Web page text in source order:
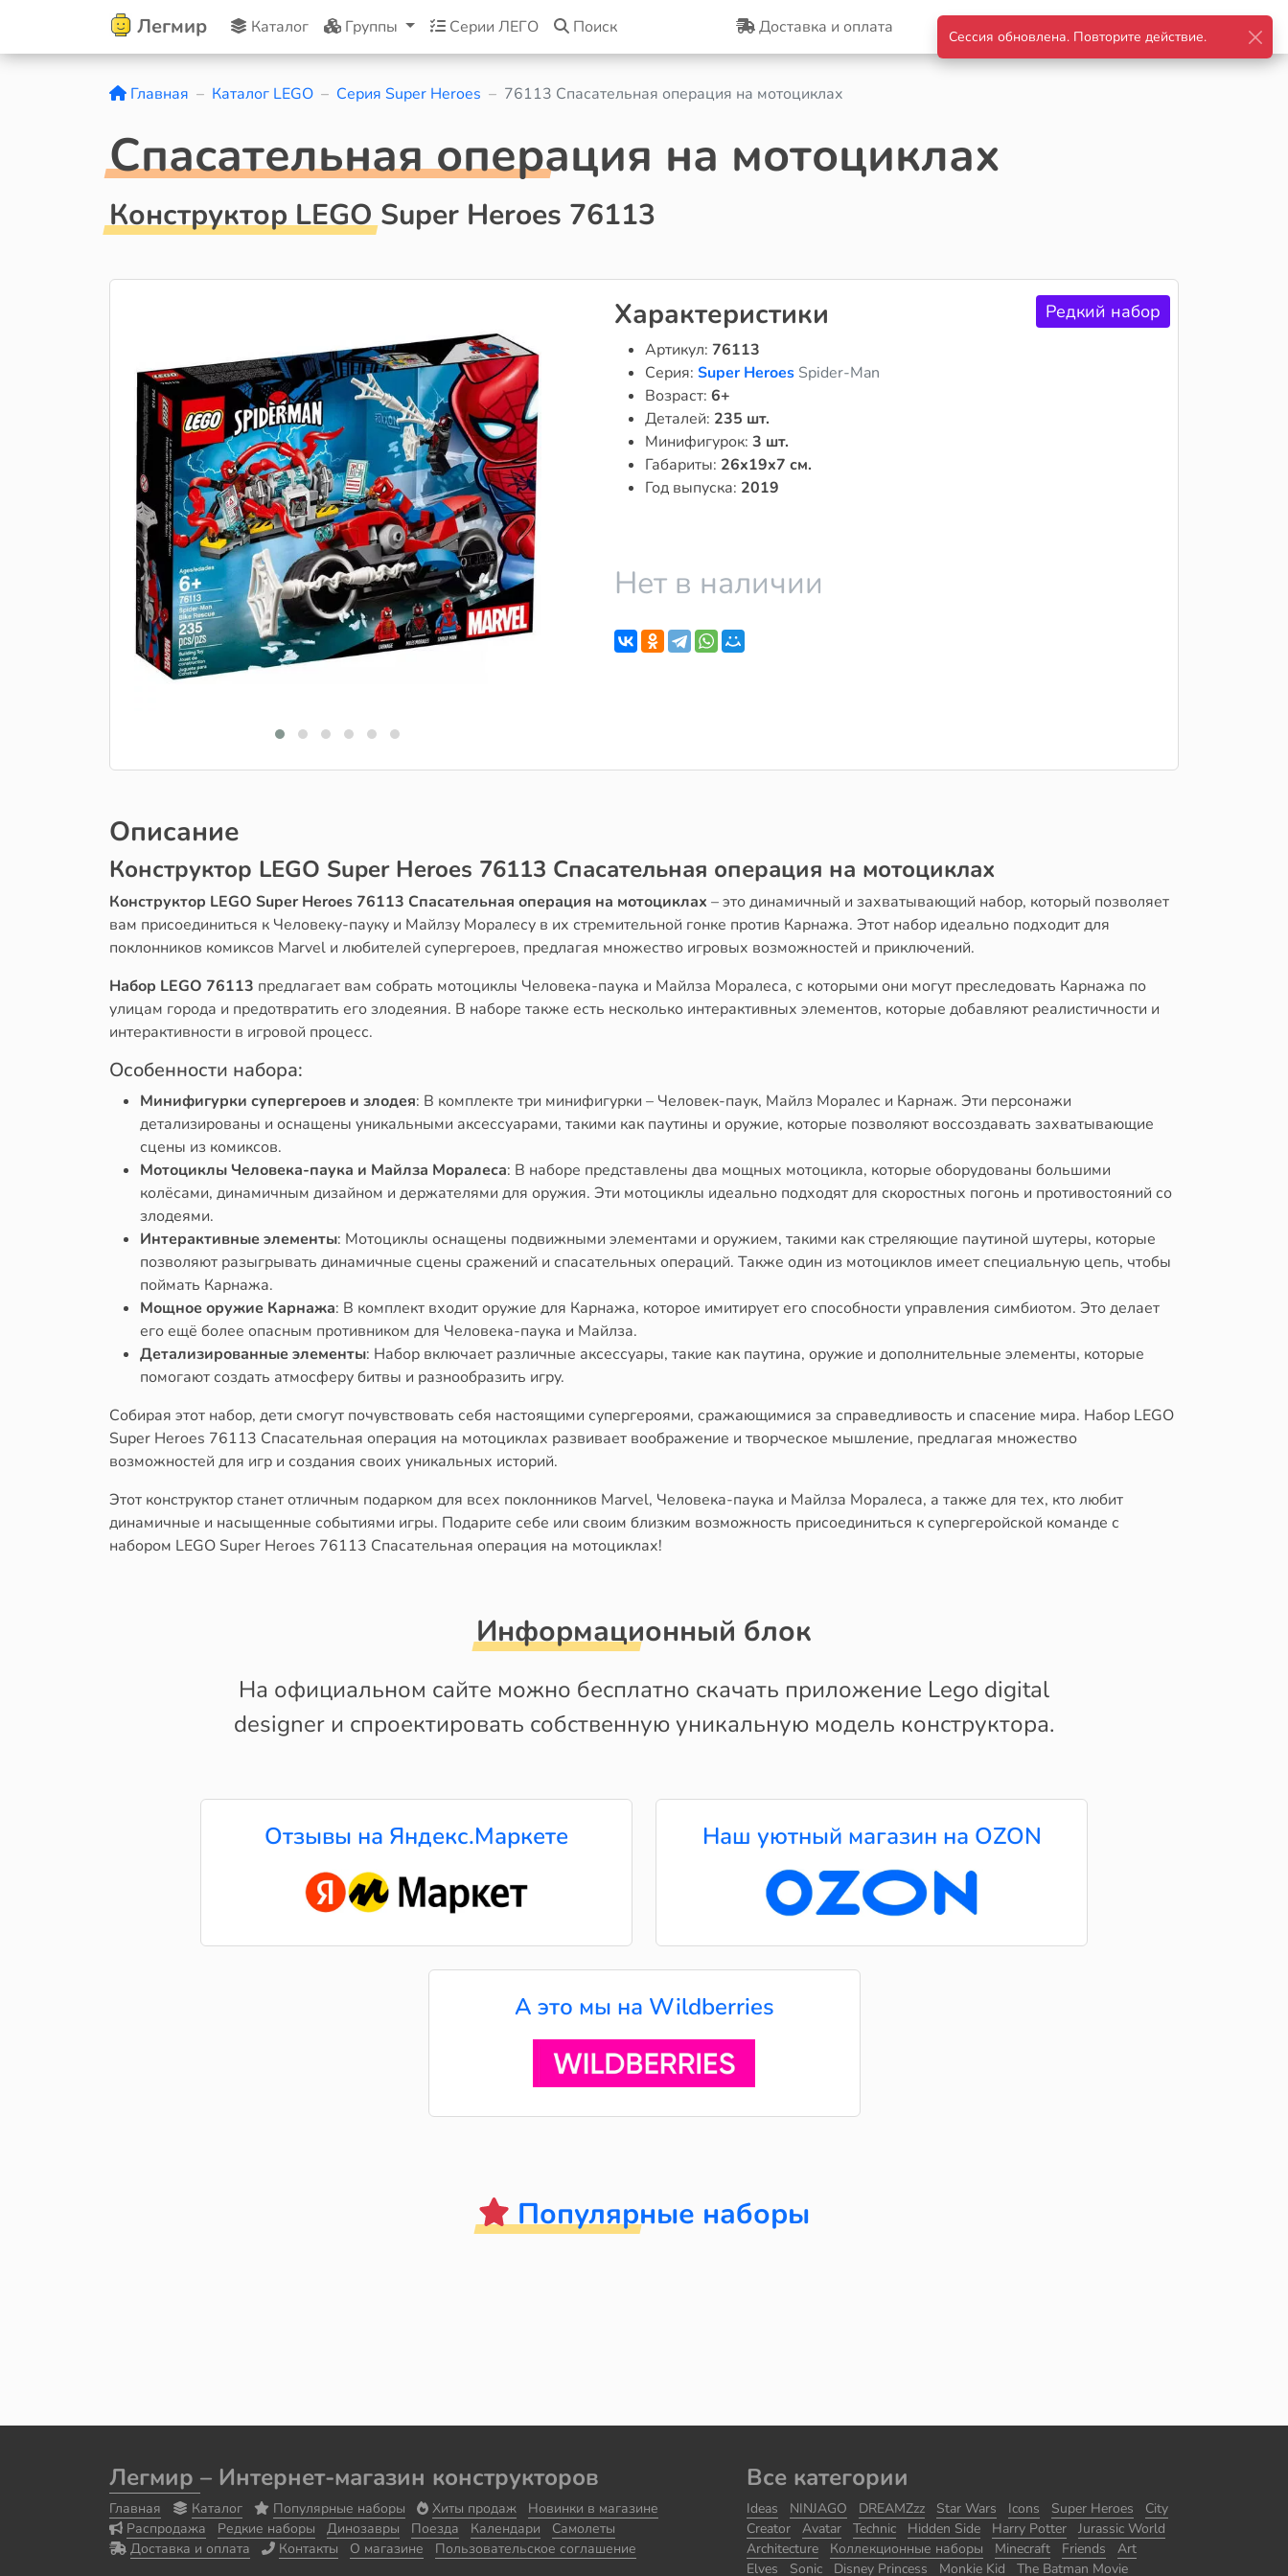
Легмир Каталог Группы Серии ЛЕГО Поиск Доставка и оплата Корзина Войти
Главная Каталог LEGO Серия Super Heroes 76113 Cпасательная операция на мотоциклах
Cпасательная операция на мотоциклах
Конструктор LEGO Super Heroes 76113
Редкий набор
Характеристики
Артикул: 76113
Серия: Super Heroes Spider-Man
Возраст: 6+
Деталей: 235 шт.
Минифигурок: 3 шт.
Габариты: 26x19x7 см.
Год выпуска: 2019
Нет в наличии
Описание
Конструктор LEGO Super Heroes 76113 Cпасательная операция на мотоциклах
Конструктор LEGO Super Heroes 76113 Спасательная операция на мотоциклах – это динамичный и захватывающий набор, который позволяет
вам присоединиться к Человеку-пауку и Майлзу Моралесу в их стремительной гонке против Карнажа. Этот набор идеально подходит для
поклонников комиксов Marvel и любителей супергероев, предлагая множество игровых возможностей и приключений.
Набор LEGO 76113 предлагает вам собрать мотоциклы Человека-паука и Майлза Моралеса, с которыми они могут преследовать Карнажа по
улицам города и предотвратить его злодеяния. В наборе также есть несколько интерактивных элементов, которые добавляют реалистичности и
интерактивности в игровой процесс.
Особенности набора:
Минифигурки супергероев и злодея: В комплекте три минифигурки – Человек-паук, Майлз Моралес и Карнаж. Эти персонажи
детализированы и оснащены уникальными аксессуарами, такими как паутины и оружие, которые позволяют воссоздавать захватывающие
сцены из комиксов.
Мотоциклы Человека-паука и Майлза Моралеса: В наборе представлены два мощных мотоцикла, которые оборудованы большими
колёсами, динамичным дизайном и держателями для оружия. Эти мотоциклы идеально подходят для скоростных погонь и противостояний со
злодеями.
Интерактивные элементы: Мотоциклы оснащены подвижными элементами и оружием, такими как стреляющие паутиной шутеры, которые
позволяют разыгрывать динамичные сцены сражений и спасательных операций. Также один из мотоциклов имеет специальную цепь, чтобы
поймать Карнажа.
Мощное оружие Карнажа: В комплект входит оружие для Карнажа, которое имитирует его способности управления симбиотом. Это делает
его ещё более опасным противником для Человека-паука и Майлза.
Детализированные элементы: Набор включает различные аксессуары, такие как паутина, оружие и дополнительные элементы, которые
помогают создать атмосферу битвы и разнообразить игру.
Собирая этот набор, дети смогут почувствовать себя настоящими супергероями, сражающимися за справедливость и спасение мира. Набор LEGO
Super Heroes 76113 Спасательная операция на мотоциклах развивает воображение и творческое мышление, предлагая множество
возможностей для игр и создания своих уникальных историй.
Этот конструктор станет отличным подарком для всех поклонников Marvel, Человека-паука и Майлза Моралеса, а также для тех, кто любит
динамичные и насыщенные событиями игры. Подарите себе или своим близким возможность присоединиться к супергеройской команде с
набором LEGO Super Heroes 76113 Спасательная операция на мотоциклах!
Информационный блок
На официальном сайте можно бесплатно скачать приложение Lego digital
designer и спроектировать собственную уникальную модель конструктора.
Отзывы на Яндекс.Маркете Наш уютный магазин на OZON
А это мы на Wildberries
Популярные наборы
Легмир – Интернет-магазин конструкторов
Главная Каталог Популярные наборы Хиты продаж
Новинки в магазине
Распродажа
Редкие наборы Динозавры Поезда Календари
Самолеты
Доставка и оплата
Контакты О магазине Пользовательское соглашение
Все категории
Ideas NINJAGO DREAMZzz Star Wars Icons Super Heroes
City
Creator
Avatar Technic Hidden Side Harry Potter
Jurassic World
Architecture
Коллекционные наборы Minecraft Friends
Art
Elves
Sonic Disney Princess Monkie Kid The Batman Movie